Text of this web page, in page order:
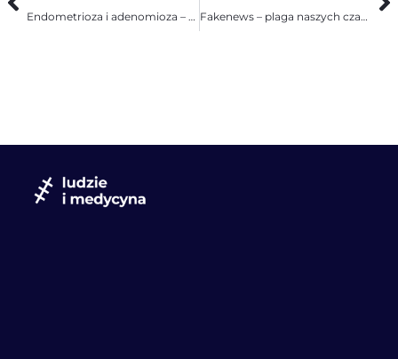
Endometrioza i adenomioza – siostrzane choroby endometrium Fakenews – plaga naszych czasów – podcast